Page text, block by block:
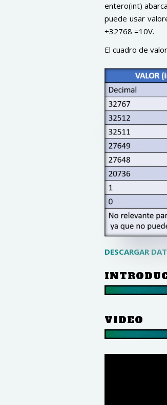
entero(int)
puede usar
+32768 =10V.
El cuadro de
DESCARGAR
VIDEO